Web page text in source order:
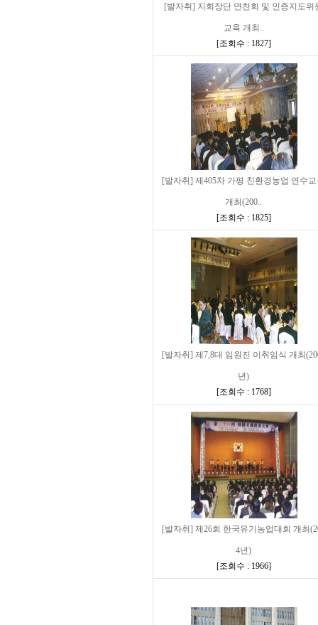
[발자취] 지회장단 연찬회 및 인증지도위
교육 개최..
[조회수 : 1827]
[발자취] 제405차 가평 친환경농업 연수
개최(200..
[조회수 : 1825]
[발자취] 제7,8대 임원진 이취임식 개최
년)
[조회수 : 1768]
[발자취] 제26회 한국유기농업대회 개최
4년)
[조회수 : 1966]